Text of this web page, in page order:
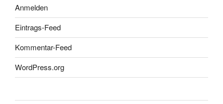
Anmelden
Eintrags-Feed
Kommentar-Feed
WordPress.org